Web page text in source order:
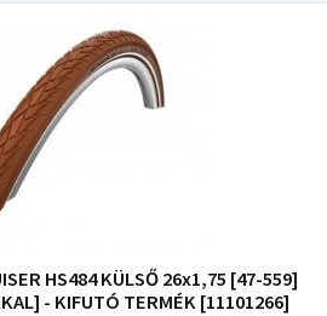
HS484 KÜLSŐ 26x1,75 [47-559]
- KIFUTÓ TERMÉK [11101266]